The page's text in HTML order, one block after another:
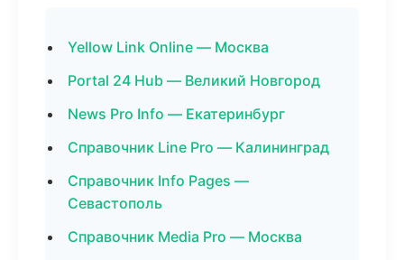
Yellow Link Online — Москва
Portal 24 Hub — Великий Новгород
News Pro Info — Екатеринбург
Справочник Line Pro — Калининград
Справочник Info Pages —
Севастополь
Справочник Media Pro — Москва